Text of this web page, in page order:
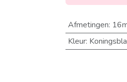
Afmetingen:
Kleur: